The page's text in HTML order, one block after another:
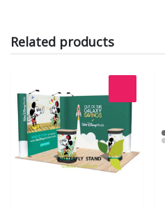
Related products